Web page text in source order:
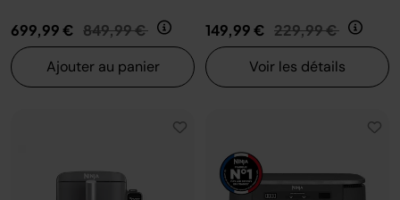
699,99 € Prix réduit de
849,99 € au
Ajouter au panier
149,99 € Prix réduit de
229,99 € au
Voir les détails